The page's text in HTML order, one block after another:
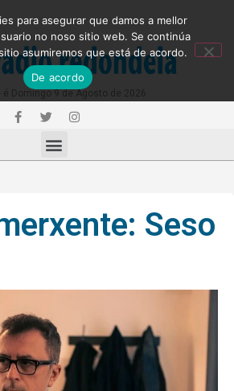
Seso
para asegurar que damos a mellor
no noso sitio web. Se continúa
asumiremos que está de acordo.
De acordo